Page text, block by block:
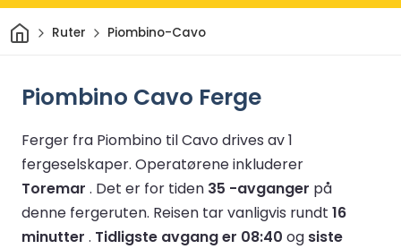
HjemRuter Piombino-Cavo
Piombino Cavo Ferge
Ferger fra Piombino til Cavo drives av 1
fergeselskaper. Operatørene inkluderer
Toremar . Det er for tiden 35 -avganger på
denne fergeruten. Reisen tar vanligvis rundt 16
minutter . Tidligste avgang er 08:40 og siste